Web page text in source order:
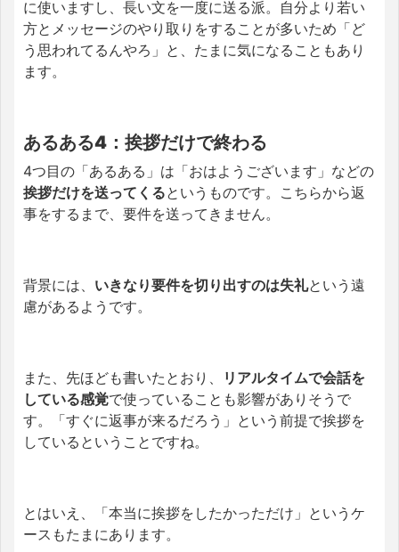
に使いますし、長い文を一度に送る派。自分より若い
方とメッセージのやり取りをすることが多いため「ど
う思われてるんやろ」と、たまに気になることもあり
ます。
あるある4：挨拶だけで終わる
4つ目の「あるある」は「おはようございます」などの
挨拶だけを送ってくるというものです。こちらから返
事をするまで、要件を送ってきません。
背景には、 いきなり要件を切り出すのは失礼という遠
慮があるようです。
また、先ほども書いたとおり、
リアルタイムで会話を
している感覚で使っていることも影響がありそうで
す。「すぐに返事が来るだろう」という前提で挨拶を
しているということですね。
とはいえ、「本当に挨拶をしたかっただけ」というケ
ースもたまにあります。